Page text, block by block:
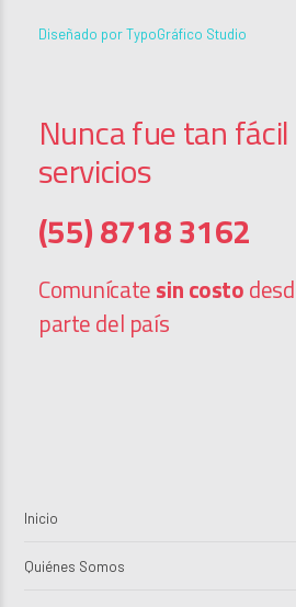
Diseñado por TypoGráfico Studio
Nunca fue tan
servicios
(55) 8718 3162
Comunícatesin costo
parte del país
Inicio
Quiénes Somos